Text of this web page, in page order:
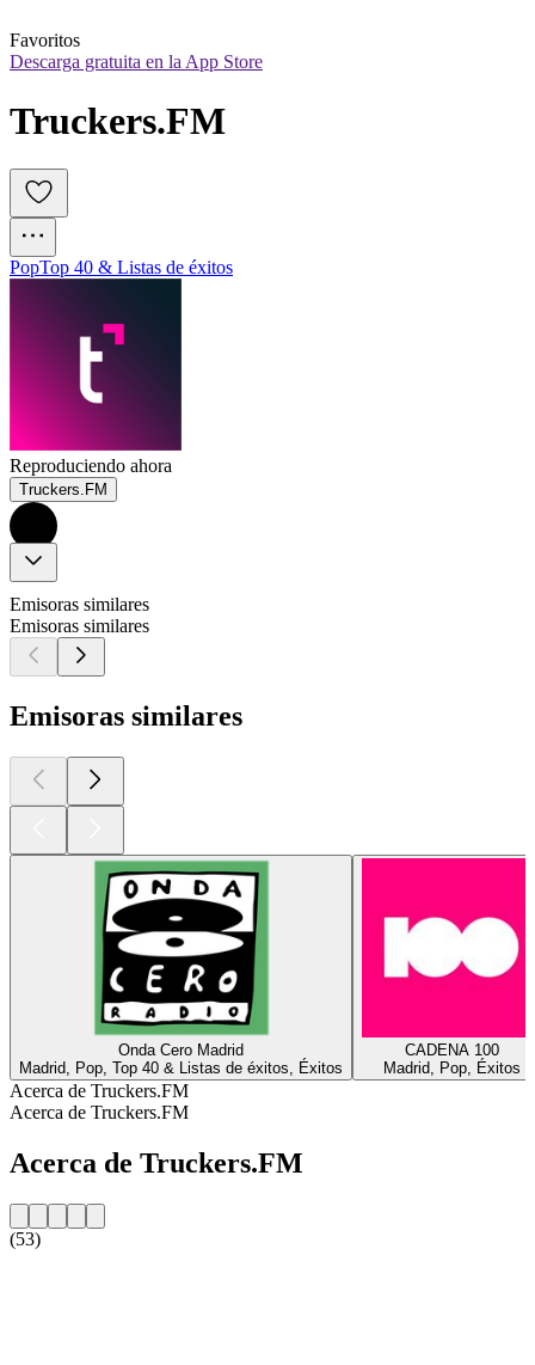
Favoritos
Descarga gratuita en la App Store
Truckers.FM
PopTop 40 & Listas de éxitos
Reproduciendo ahora
Truckers.FM
Emisoras similares
Emisoras similares
Emisoras similares
Onda Cero Madrid
Madrid, Pop, Top 40 & Listas de éxitos, Éxitos
CADENA 100
Madrid, Pop, Éxitos
Acerca de Truckers.FM
Acerca de Truckers.FM
Acerca de Truckers.FM
(53)